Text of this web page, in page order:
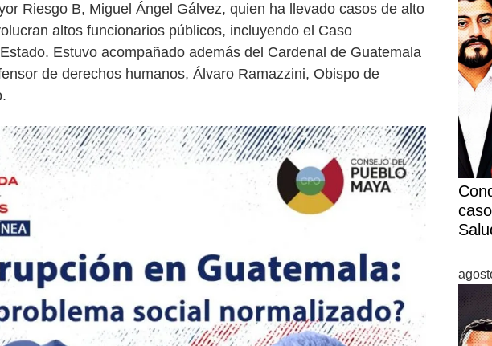
Riesgo B, Miguel Ángel Gálvez, quien ha llevado casos de alto
altos funcionarios públicos, incluyendo el Caso
Estuvo acompañado además del Cardenal de Guatemala
de derechos humanos, Álvaro Ramazzini, Obispo de